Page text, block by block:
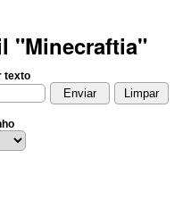
"Minecraftia"
texto